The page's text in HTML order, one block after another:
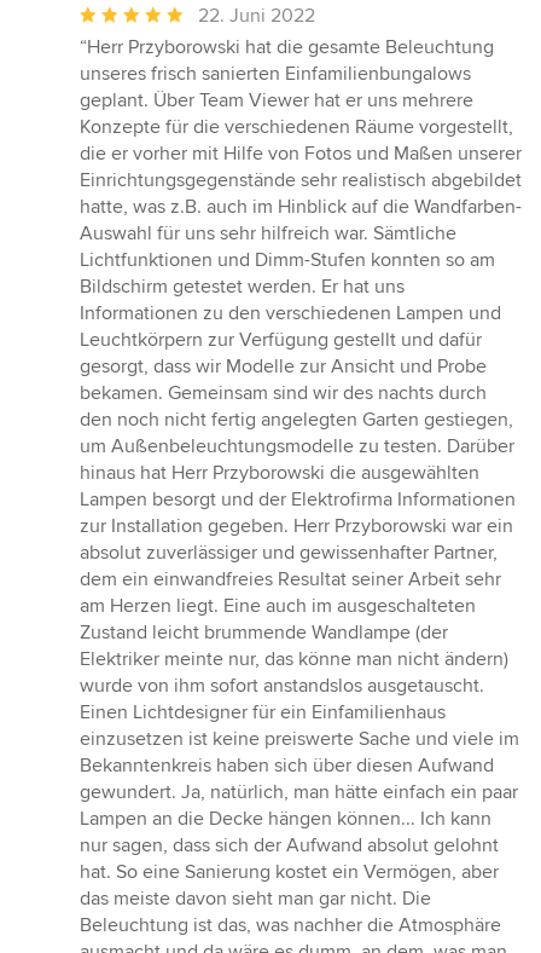
Durchschnittliche
Bewertung:
5
von
5
Sternen
22. Juni 2022
“Herr Przyborowski hat die gesamte Beleuchtung
unseres frisch sanierten Einfamilienbungalows
geplant. Über Team Viewer hat er uns mehrere
Konzepte für die verschiedenen Räume vorgestellt,
die er vorher mit Hilfe von Fotos und Maßen unserer
Einrichtungsgegenstände sehr realistisch abgebildet
hatte, was z.B. auch im Hinblick auf die Wandfarben-
Auswahl für uns sehr hilfreich war. Sämtliche
Lichtfunktionen und Dimm-Stufen konnten so am
Bildschirm getestet werden. Er hat uns
Informationen zu den verschiedenen Lampen und
Leuchtkörpern zur Verfügung gestellt und dafür
gesorgt, dass wir Modelle zur Ansicht und Probe
bekamen. Gemeinsam sind wir des nachts durch
den noch nicht fertig angelegten Garten gestiegen,
um Außenbeleuchtungsmodelle zu testen. Darüber
hinaus hat Herr Przyborowski die ausgewählten
Lampen besorgt und der Elektrofirma Informationen
zur Installation gegeben. Herr Przyborowski war ein
absolut zuverlässiger und gewissenhafter Partner,
dem ein einwandfreies Resultat seiner Arbeit sehr
am Herzen liegt. Eine auch im ausgeschalteten
Zustand leicht brummende Wandlampe (der
Elektriker meinte nur, das könne man nicht ändern)
wurde von ihm sofort anstandslos ausgetauscht.
Einen Lichtdesigner für ein Einfamilienhaus
einzusetzen ist keine preiswerte Sache und viele im
Bekanntenkreis haben sich über diesen Aufwand
gewundert. Ja, natürlich, man hätte einfach ein paar
Lampen an die Decke hängen können... Ich kann
nur sagen, dass sich der Aufwand absolut gelohnt
hat. So eine Sanierung kostet ein Vermögen, aber
das meiste davon sieht man gar nicht. Die
Beleuchtung ist das, was nachher die Atmosphäre